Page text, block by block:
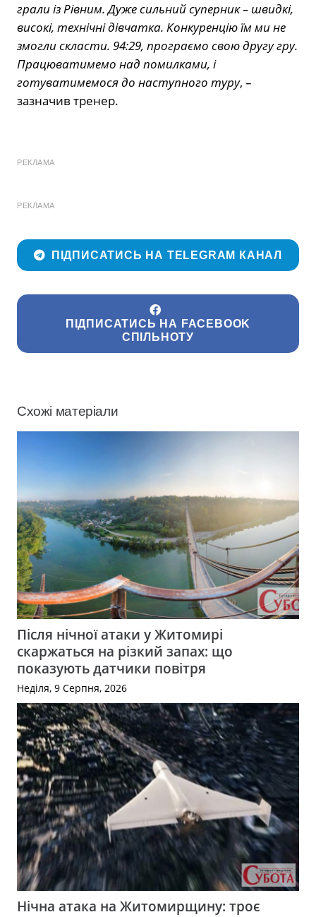
грали із Рівним. Дуже сильний суперник – швидкі,
високі, технічні дівчатка. Конкуренцію їм ми не
змогли скласти. 94:29, програємо свою другу гру.
Працюватимемо над помилками, і
готуватимемося до наступного туру, –
зазначив тренер.
РЕКЛАМА
РЕКЛАМА
ПІДПИСАТИСЬ НА TELEGRAM КАНАЛ
ПІДПИСАТИСЬ НА FACEBOOK
СПІЛЬНОТУ
Схожі матеріали
Після нічної атаки у Житомирі
скаржаться на різкий запах: що
показують датчики повітря
Неділя, 9 Серпня, 2026
Нічна атака на Житомирщину: троє